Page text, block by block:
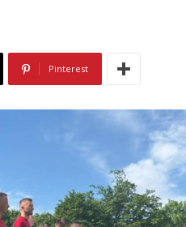
Pinterest